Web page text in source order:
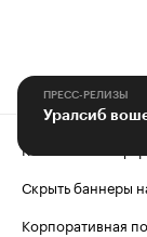
ПРЕСС-РЕЛИЗЫ
Контактная
Скрыть баннеры
Корпоративная